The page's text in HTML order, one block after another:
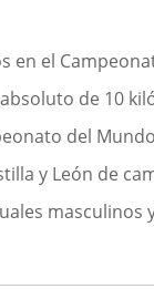
en el
de 10
del
y León de